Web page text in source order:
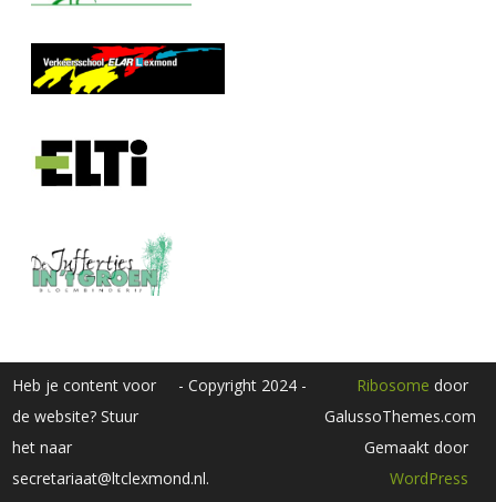
Heb je content voor
de website? Stuur
het naar
secretariaat@ltclexmond.nl.
- Copyright 2024 - Ribosome door
GalussoThemes.com
Gemaakt door
WordPress